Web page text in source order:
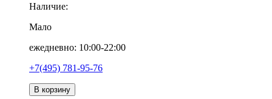
Наличие:
Мало
ежедневно: 10:00-22:00
+7(495) 781-95-76
В корзину